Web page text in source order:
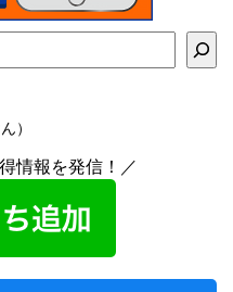
）
情報を発信！／